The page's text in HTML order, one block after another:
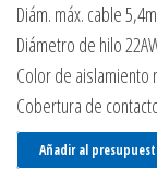
Diám. máx. cable
Diámetro de hilo
Color de aislamiento
Cobertura de
Añadir al